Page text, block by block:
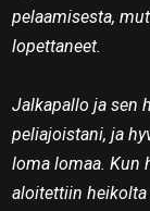
pelaamisesta,
lopettaneet.
Jalkapallo ja sen
peliajoistani, ja
loma lomaa. Kun
aloitettiin heikolta